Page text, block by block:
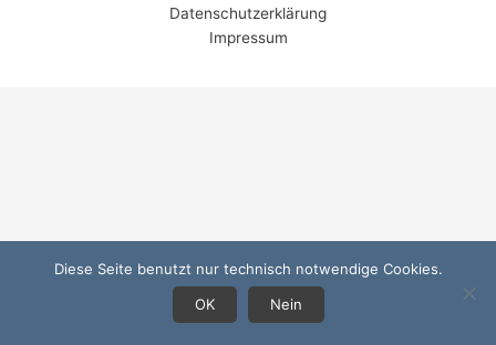
Datenschutzerklärung
Impressum
Diese Seite benutzt nur technisch notwendige Cookies.
OK
Nein